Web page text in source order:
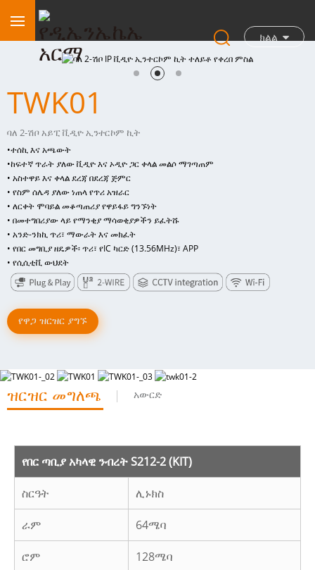
ክልል
TWK01
ባለ 2-ሽቦ አይፒ ቪዲዮ ኢንተርኮም ኪት
•ተሰኪ እና አጫውት
•ከፍተኛ ጥራት ያለው ቪዲዮ እና ኦዲዮ ጋር ቀላል መልሶ ማገጣጠም
• አስተዋይ እና ቀላል ደረጃ በደረጃ ጅምር
• የስም ሰሌዳ ያለው ነጠላ የጥሪ አዝራር
• ለርቀት ሞባይል መቆጣጠሪያ የዋይፋይ ግንኙነት
• በመተግበሪያው ላይ የማንቂያ ማሳወቂያዎችን ይፈትሹ
• አንድ-ንክኪ ጥሪ፣ ማውራት እና መክፈት
• የበር መግቢያ ዘዴዎች፡ ጥሪ፣ የIC ካርድ (13.56MHz)፣ APP
• የሲሲቲቪ ውህደት
የዋጋ ዝርዝር ያግኙ
ዝርዝር መግለጫ አውርድ
የበር ጣቢያ አካላዊ ንብረት S212-2 (KIT)
ስርዓት ሊኑክስ
ራም 64ሜባ
ሮም 128ሜባ